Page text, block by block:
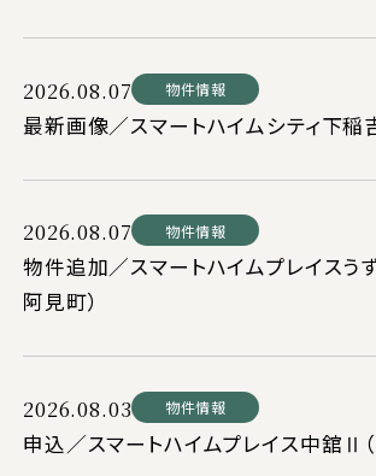
2026.08.07 物件情報
最新画像／スマートハイムシティ下稲
2026.08.07 物件情報
物件追加／スマートハイムプレイスう
阿見町）
2026.08.03 物件情報
申込／スマートハイムプレイス中舘Ⅱ（